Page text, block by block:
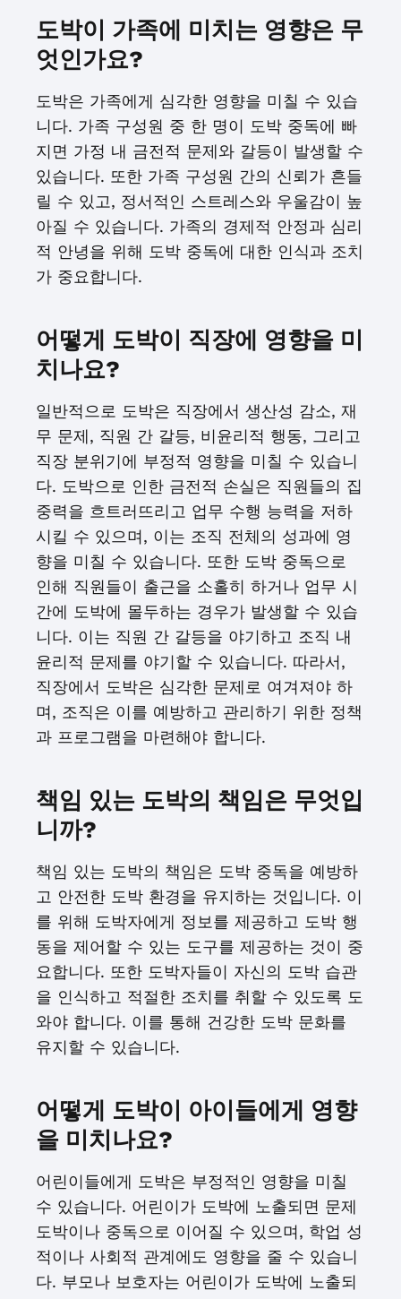
도박이 가족에 미치는 영향은 무
엇인가요?
도박은 가족에게 심각한 영향을 미칠 수 있습
니다. 가족 구성원 중 한 명이 도박 중독에 빠
지면 가정 내 금전적 문제와 갈등이 발생할 수
있습니다. 또한 가족 구성원 간의 신뢰가 흔들
릴 수 있고, 정서적인 스트레스와 우울감이 높
아질 수 있습니다. 가족의 경제적 안정과 심리
적 안녕을 위해 도박 중독에 대한 인식과 조치
가 중요합니다.
어떻게 도박이 직장에 영향을 미
치나요?
일반적으로 도박은 직장에서 생산성 감소, 재
무 문제, 직원 간 갈등, 비윤리적 행동, 그리고
직장 분위기에 부정적 영향을 미칠 수 있습니
다. 도박으로 인한 금전적 손실은 직원들의 집
중력을 흐트러뜨리고 업무 수행 능력을 저하
시킬 수 있으며, 이는 조직 전체의 성과에 영
향을 미칠 수 있습니다. 또한 도박 중독으로
인해 직원들이 출근을 소홀히 하거나 업무 시
간에 도박에 몰두하는 경우가 발생할 수 있습
니다. 이는 직원 간 갈등을 야기하고 조직 내
윤리적 문제를 야기할 수 있습니다. 따라서,
직장에서 도박은 심각한 문제로 여겨져야 하
며, 조직은 이를 예방하고 관리하기 위한 정책
과 프로그램을 마련해야 합니다.
책임 있는 도박의 책임은 무엇입
니까?
책임 있는 도박의 책임은 도박 중독을 예방하
고 안전한 도박 환경을 유지하는 것입니다. 이
를 위해 도박자에게 정보를 제공하고 도박 행
동을 제어할 수 있는 도구를 제공하는 것이 중
요합니다. 또한 도박자들이 자신의 도박 습관
을 인식하고 적절한 조치를 취할 수 있도록 도
와야 합니다. 이를 통해 건강한 도박 문화를
유지할 수 있습니다.
어떻게 도박이 아이들에게 영향
을 미치나요?
어린이들에게 도박은 부정적인 영향을 미칠
수 있습니다. 어린이가 도박에 노출되면 문제
도박이나 중독으로 이어질 수 있으며, 학업 성
적이나 사회적 관계에도 영향을 줄 수 있습니
다. 부모나 보호자는 어린이가 도박에 노출되